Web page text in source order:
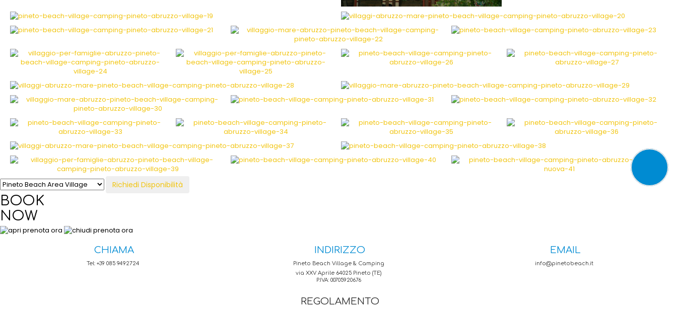
Richiedi Disponibilità
BOOK
NOW
CHIAMA
Tel: +39 085 9492724
INDIRIZZO
Pineto Beach Village & Camping
via XXV Aprile 64025 Pineto (TE)
P.IVA: 00705920676
EMAIL
info@pinetobeach.it
REGOLAMENTO